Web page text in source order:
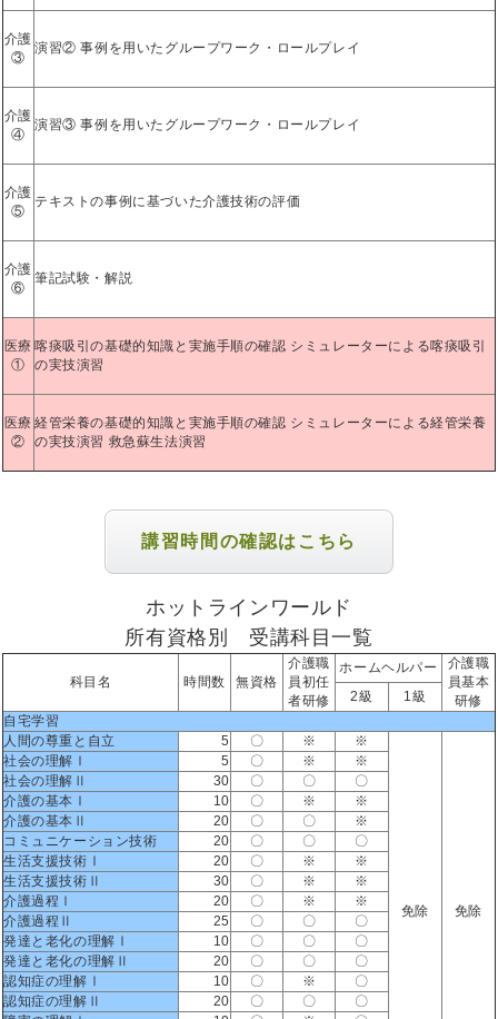
介護
③
演習② 事例を用いたグループワーク・ロールプレイ
介護
④
演習③ 事例を用いたグループワーク・ロールプレイ
介護
⑤
テキストの事例に基づいた介護技術の評価
介護
⑥
筆記試験・解説
医療
①
喀痰吸引の基礎的知識と実施手順の確認 シミュレーターによる喀痰吸引
の実技演習
医療
②
経管栄養の基礎的知識と実施手順の確認 シミュレーターによる経管栄養
の実技演習 救急蘇生法演習
講習時間の確認はこちら
ホットラインワールド
所有資格別 受講科目一覧
科目名 時間数 無資格
介護職
員初任
者研修
ホームヘルパー
介護職
員基本
研修
2級
1級
自宅学習
人間の尊重と自立
5 〇 ※ ※
免除 免除
社会の理解Ⅰ 5 〇 ※
※
社会の理解Ⅱ
30 〇 〇
〇
介護の基本Ⅰ
10 〇 ※
※
介護の基本Ⅱ
20 〇 〇
※
コミュニケーション技術
20 〇 〇
〇
生活支援技術Ⅰ
20 〇 ※
※
生活支援技術Ⅱ
30 〇 ※
※
介護過程Ⅰ
20 〇 ※
※
介護過程Ⅱ
25 〇 〇
〇
発達と老化の理解Ⅰ
10 〇 〇
〇
発達と老化の理解Ⅱ
20 〇 〇
〇
認知症の理解Ⅰ
10 〇 ※
〇
認知症の理解Ⅱ
20 〇 〇
〇